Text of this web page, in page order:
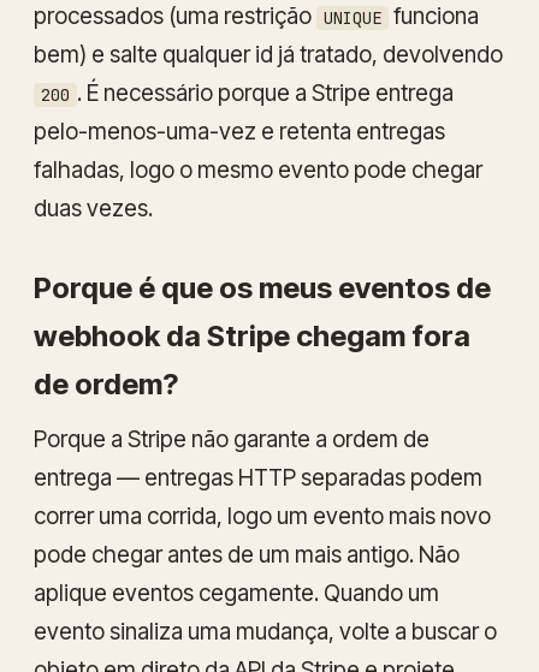
processados (uma restrição UNIQUE funciona
bem) e salte qualquer id já tratado, devolvendo
200 . É necessário porque a Stripe entrega
pelo-menos-uma-vez e retenta entregas
falhadas, logo o mesmo evento pode chegar
duas vezes.
Porque é que os meus eventos de
webhook da Stripe chegam fora
de ordem?
Porque a Stripe não garante a ordem de
entrega — entregas HTTP separadas podem
correr uma corrida, logo um evento mais novo
pode chegar antes de um mais antigo. Não
aplique eventos cegamente. Quando um
evento sinaliza uma mudança, volte a buscar o